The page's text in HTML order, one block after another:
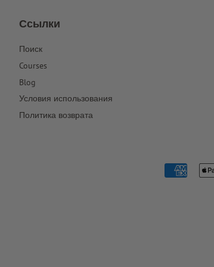
Ссылки
Поиск
Courses
Blog
Условия использования
Политика возврата